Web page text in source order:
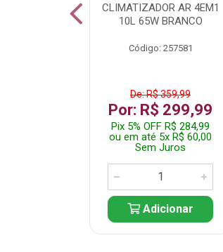
CLIMATIZADOR AR 4EM1
10L 65W BRANCO
Código: 257581
De: R$ 359,99
Por: R$ 299,99
Pix 5% OFF R$ 284,99
ou em até 5x R$ 60,00
Sem Juros
Adicionar